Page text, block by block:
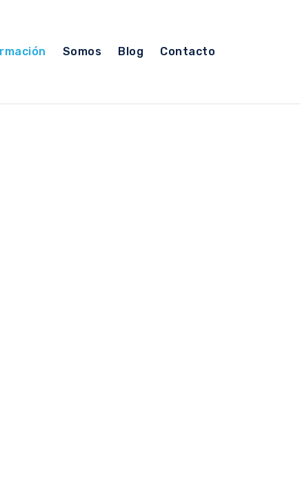
Somos Blog Contacto